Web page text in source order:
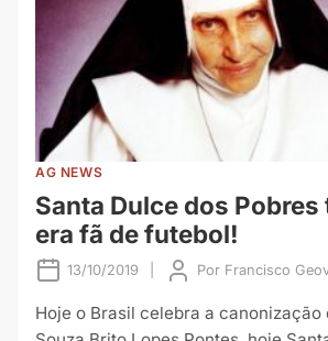
AG NEWS
Santa Dulce dos Pobres
era fã de futebol!
13/10/2019 Por Francisco
Hoje o Brasil celebra a canonização